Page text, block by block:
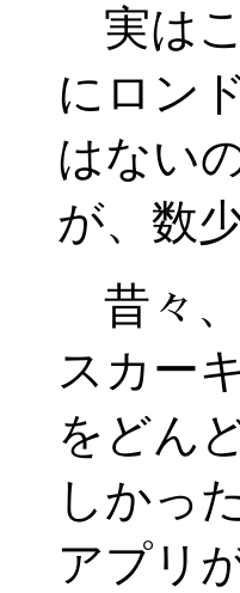
実は
にロン
はない
が、数
昔々、
スカー
をどん
しかっ
アプリ